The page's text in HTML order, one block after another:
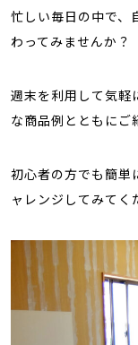
忙しい毎日の中で、
わってみませんか？
週末を利用して気軽
な商品例とともにご
初心者の方でも簡単
ャレンジしてみてく